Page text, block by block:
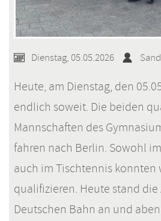
Dienstag, 05.05.2026
Heute, am Dienstag, den
endlich soweit. Die beiden
Mannschaften des
fahren nach Berlin. Sowohl
auch im Tischtennis konnten
qualifizieren. Heute stand
Deutschen Bahn an und